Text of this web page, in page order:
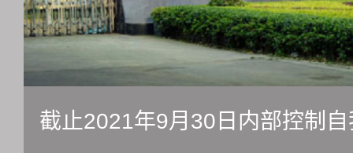
截止2021年9月30日内部控制